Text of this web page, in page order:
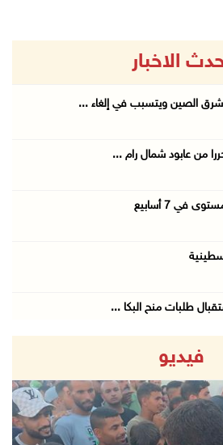
الاخبار
الصين ويتسبب في إلغاء ...
من عابود شمال رام ...
في 7 أسابيع
طلبات منح البكا ...
حرارة صيفية في تاريخ ...
فيديو